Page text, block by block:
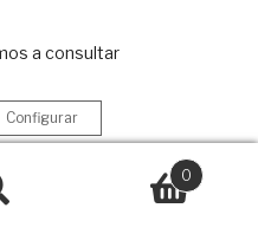
pasando por el
hablan de la
muy pocos saben
con eficacia en
0
a consultar
Configurar